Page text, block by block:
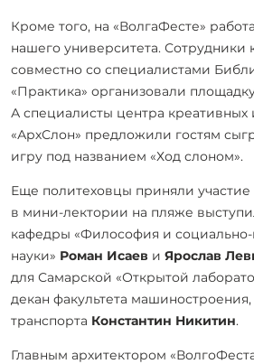
Кроме того, на «ВолгаФесте»
нашего университета. Сотрудники
совместно со специалистами
«Практика» организовали
А специалисты центра креативных
«АрхСлон» предложили гостям
игру под названием «Ход слоном».
Еще политеховцы приняли
в мини-лектории на пляже
кафедры «Философия и
науки» Роман Исаев и Ярослав
для Самарской «Открытой
декан факультета
транспорта Константин Никитин.
Главным архитектором